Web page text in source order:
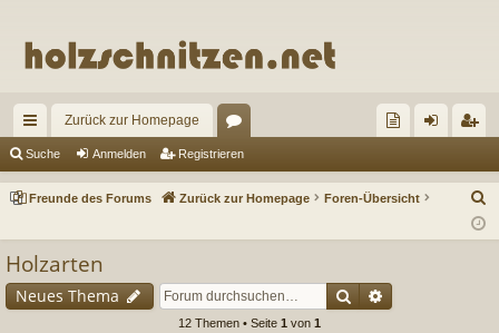
ch
ne
ug
riff
Zurück zur Homepage
or
en un m ist
rie
Suche Anmelden Registrieren
Freunde des Forums Zurück zur Homepage Foren-Übersicht
Holzarten
Neues Thema SucheErweiterte
12 Themen • Seite 1 von 1